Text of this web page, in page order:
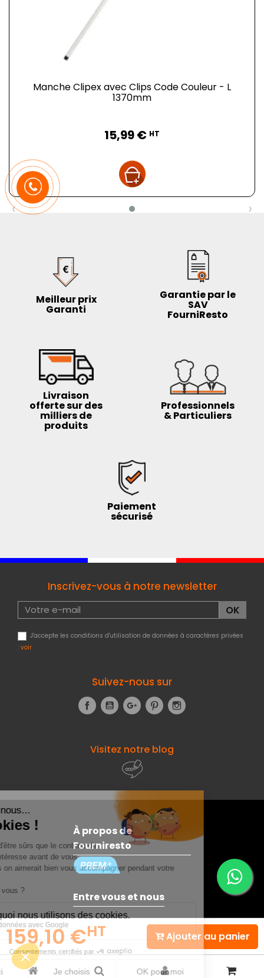
Manche Clipex avec Clips Code Couleur - L
1370mm
15,99 € HT
‹ ›
159,10 €HT Ajouter au panier
Meilleur prix
Garanti
Garantie par le
SAV
FourniResto
Livraison
offerte sur des
milliers de
produits
Professionnels
& Particuliers
Paiement
sécurisé
Inscrivez-vous à notre newsletter
J'accepte les conditions d'utilisation de données à caractères privées
: voir
Suivez-nous sur
FacebookYouTubeGoogle+Pinterest
Visitez notre blog
À propos de
Fourniresto
Entre vous et nous
Besoin d'aide ?
© 2026 - Fourniresto